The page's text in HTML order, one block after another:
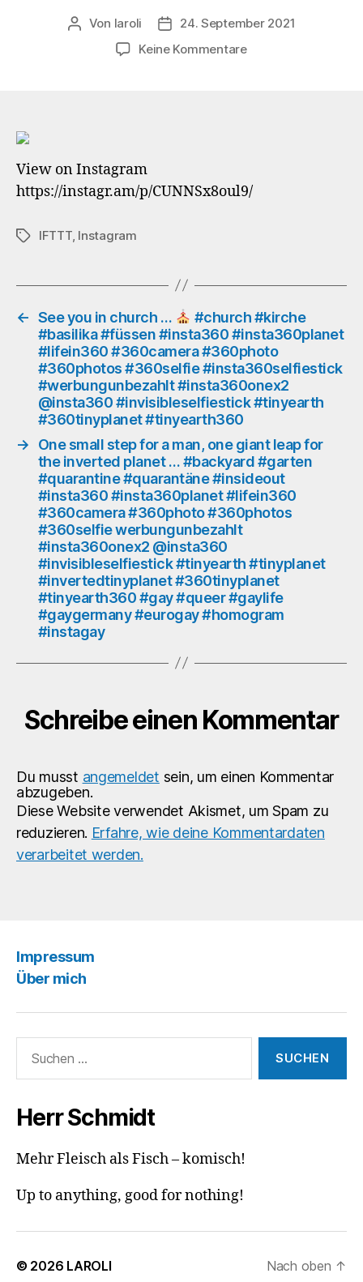
Beitragsautor
Von laroli Veröffentlichungsdatum
24. September 2021
Keine Kommentarezu
#wochenende
#quarantäne
#insideout
#insta360
#insta360planet
#lifein360
#360camera
#360photos
#360selfie
werbungunbezahlt
#insta360onex2
@insta360
#360tinyplanet
#tinyearth360
#gay
#queer
View on Instagram
https://instagr.am/p/CUNNSx8oul9/
Schlagwörter
IFTTT, Instagram
← See you in church …
#church #kirche
#basilika #füssen #insta360 #insta360planet
#lifein360 #360camera #360photo
#360photos #360selfie #insta360selfiestick
#werbungunbezahlt #insta360onex2
@insta360 #invisibleselfiestick #tinyearth
#360tinyplanet #tinyearth360
→
One small step for a man, one giant leap for
the inverted planet … #backyard #garten
#quarantine #quarantäne #insideout
#insta360 #insta360planet #lifein360
#360camera #360photo #360photos
#360selfie werbungunbezahlt
#insta360onex2 @insta360
#invisibleselfiestick #tinyearth #tinyplanet
#invertedtinyplanet #360tinyplanet
#tinyearth360 #gay #queer #gaylife
#gaygermany #eurogay #homogram
#instagay
Schreibe einen Kommentar
Du musst angemeldet sein, um einen Kommentar
abzugeben.
Diese Website verwendet Akismet, um Spam zu
reduzieren. Erfahre, wie deine Kommentardaten
verarbeitet werden.
Impressum
Über mich
nach:
Herr Schmidt
Mehr Fleisch als Fisch – komisch!
Up to anything, good for nothing!
© 2026 LAROLI Nach oben ↑